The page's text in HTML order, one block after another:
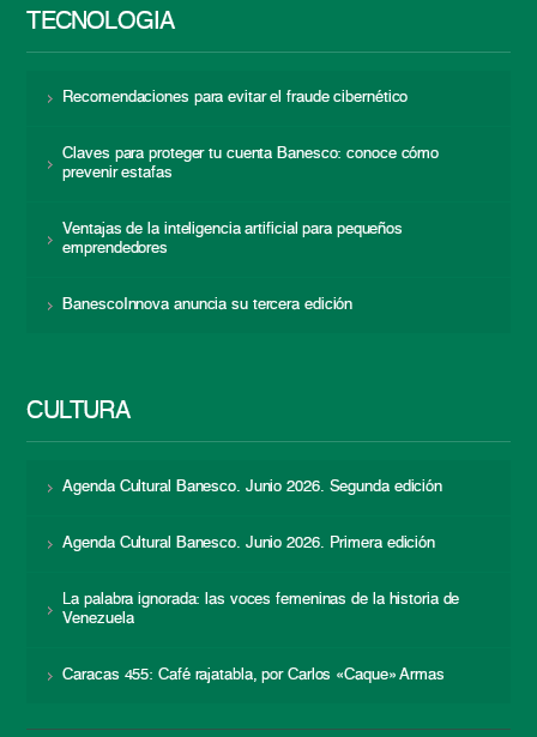
TECNOLOGÍA
Recomendaciones para evitar el fraude cibernético
Claves para proteger tu cuenta Banesco: conoce cómo
prevenir estafas
Ventajas de la inteligencia artificial para pequeños
emprendedores
BanescoInnova anuncia su tercera edición
CULTURA
Agenda Cultural Banesco. Junio 2026. Segunda edición
Agenda Cultural Banesco. Junio 2026. Primera edición
La palabra ignorada: las voces femeninas de la historia de
Venezuela
Caracas 455: Café rajatabla, por Carlos «Caque» Armas